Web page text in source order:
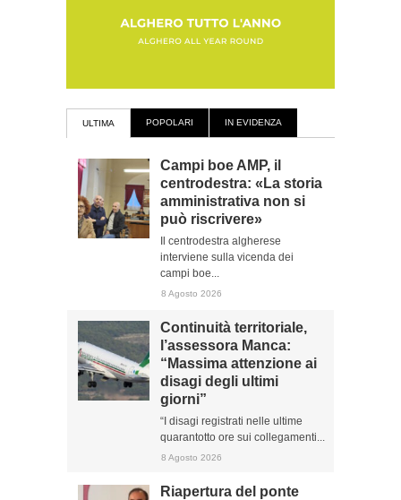
ULTIMA POPOLARI IN EVIDENZA
Campi boe AMP, il
centrodestra: «La storia
amministrativa non si
può riscrivere»
Il centrodestra algherese
interviene sulla vicenda dei
campi boe...
8 Agosto 2026
Continuità territoriale,
l’assessora Manca:
“Massima attenzione ai
disagi degli ultimi
giorni”
“I disagi registrati nelle ultime
quarantotto ore sui collegamenti...
8 Agosto 2026
Riapertura del ponte